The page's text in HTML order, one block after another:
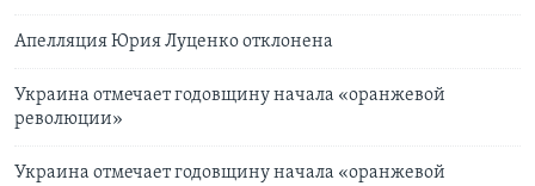
Апелляция Юрия Луценко отклонена
Украина отмечает годовщину начала «оранжевой
революции»
Украина отмечает годовщину начала «оранжевой